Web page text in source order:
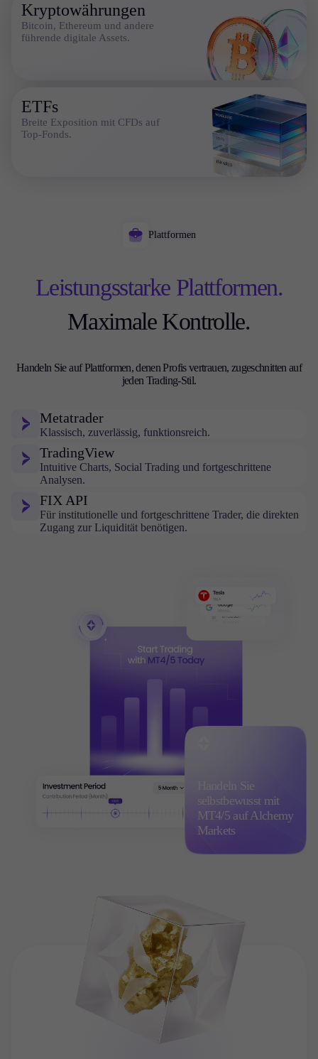
Es
Kryptowährungen
Bitcoin, Ethereum und andere
führende digitale Assets.
ETFs
Breite Exposition mit CFDs auf
Top-Fonds.
Plattformen
Leistungsstarke Plattformen.
Maximale Kontrolle.
Handeln Sie auf Plattformen, denen Profis vertrauen, zugeschnitten auf
jeden Trading-Stil.
Metatrader
Klassisch, zuverlässig, funktionsreich.
TradingView
Intuitive Charts, Social Trading und fortgeschrittene
Analysen.
FIX API
Für institutionelle und fortgeschrittene Trader, die direkten
Zugang zur Liquidität benötigen.
Handeln Sie
selbstbewusst mit
MT4/5 auf Alchemy
Markets